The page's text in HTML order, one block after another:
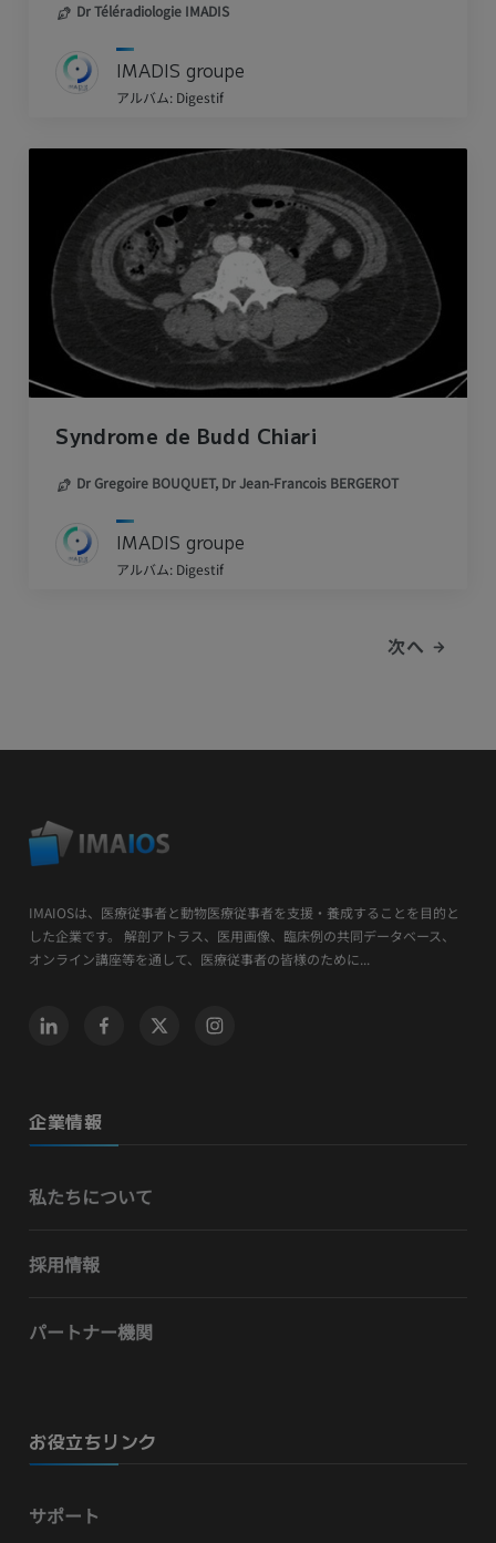
Dr Téléradiologie IMADIS
IMADIS groupe
アルバム: Digestif
Syndrome de Budd Chiari
Dr Gregoire BOUQUET, Dr Jean-Francois BERGEROT
IMADIS groupe
アルバム: Digestif
次へ
IMAIOSは、医療従事者と動物医療従事者を支援・養成することを目的と
した企業です。 解剖アトラス、医用画像、臨床例の共同データベース、
オンライン講座等を通して、医療従事者の皆様のために...
企業情報
私たちについて
採用情報
パートナー機関
お役立ちリンク
サポート